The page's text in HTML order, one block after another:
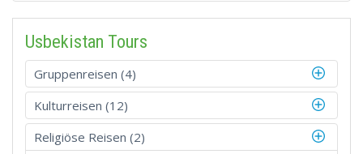
Usbekistan Tours
Gruppenreisen (4)
Kulturreisen (12)
Religiöse Reisen (2)